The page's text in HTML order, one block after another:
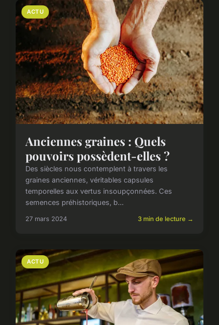
ACTU
Anciennes graines : Quels
pouvoirs possèdent-elles ?
Des siècles nous contemplent à travers les
graines anciennes, véritables capsules
temporelles aux vertus insoupçonnées. Ces
semences préhistoriques, b...
27 mars 2024 3 min de lecture →
ACTU